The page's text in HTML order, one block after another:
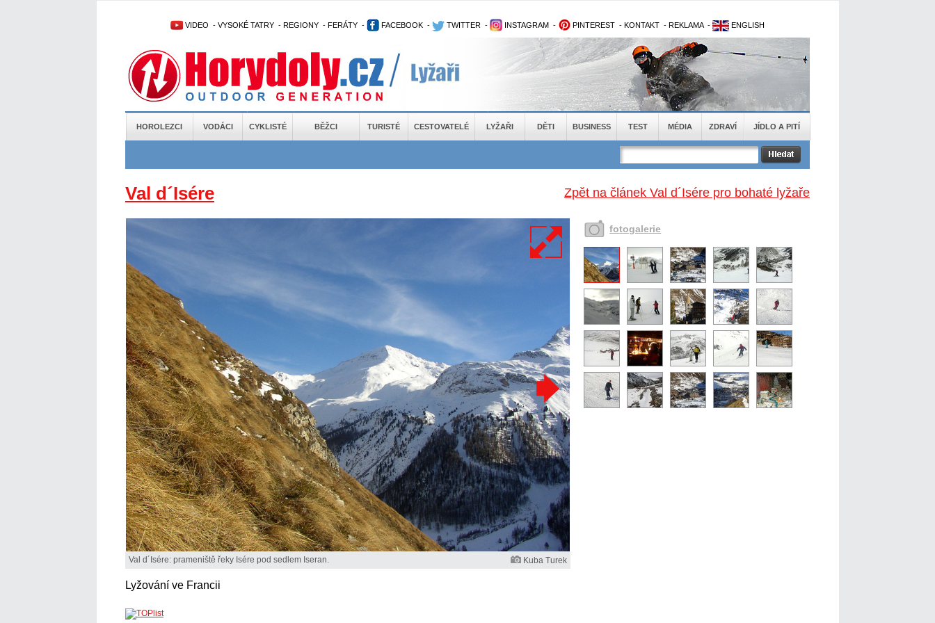
VIDEO - VYSOKÉ TATRY - REGIONY - FERÁTY - FACEBOOK - TWITTER - INSTAGRAM - PINTEREST - KONTAKT - REKLAMA - ENGLISH
HOROLEZCI VODÁCI CYKLISTÉ BĚŽCI TURISTÉ CESTOVATELÉ LYŽAŘI DĚTI BUSINESS TEST MÉDIA ZDRAVÍ JÍDLO A PITÍ
Zpět na článek Val d´Isére pro bohaté lyžaře
Val d´Isére
Val d´Isére: prameniště řeky Isére pod sedlem Iseran. Kuba Turek
Lyžování ve Francii
fotogalerie